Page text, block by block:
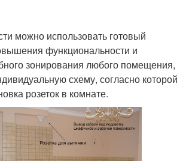
можно использовать готовый
функциональности и
зонирования любого помещения,
схему, согласно которой
розеток в комнате.